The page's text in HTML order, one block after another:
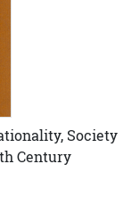
Society
Century